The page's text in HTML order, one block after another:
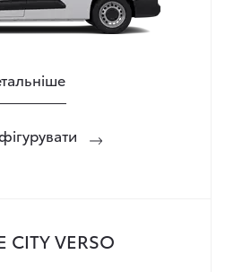
CITY VERSO